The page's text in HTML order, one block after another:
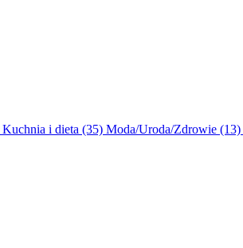
Kuchnia i dieta (35) Moda/Uroda/Zdrowie (13)